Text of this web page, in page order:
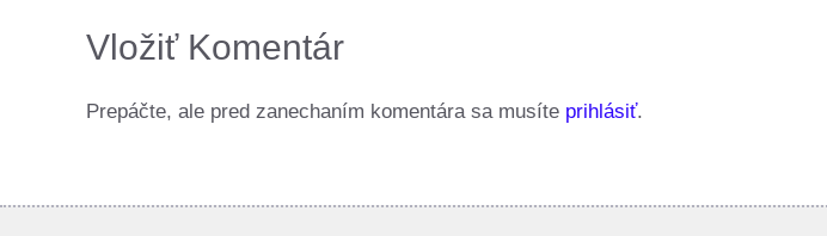
Vložiť Komentár
Prepáčte, ale pred zanechaním komentára sa musíte prihlásiť.